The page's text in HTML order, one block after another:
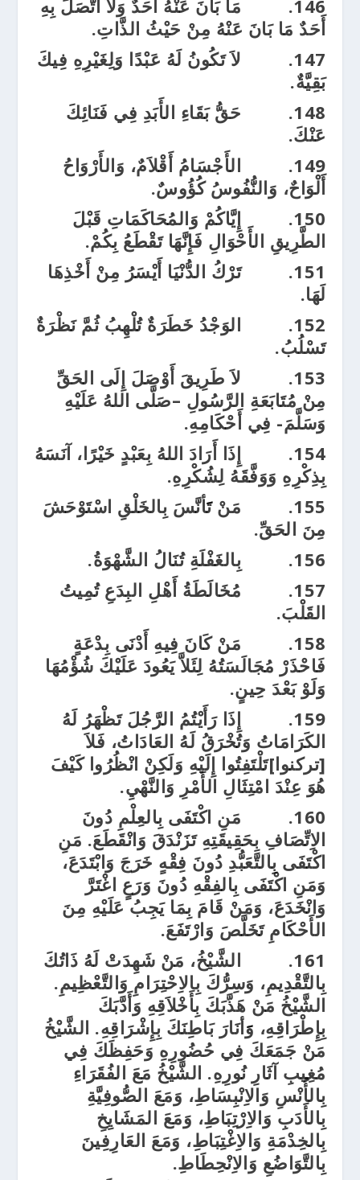
146.
مَا بَانَ عَنْهُ أَحَدٌ وَلاَ اتَّصَلَ بِهِ
أَحَدٌ مَا بَانَ عَنْهُ مِنْ حَيْثُ الذَّاتِ.
147.
لاَ تَكُونُ لَهُ عَبْدًا وَلِغَيْرِهِ فِيكَ
بَقِيَّةٌ.
148.
حَقُّ بَقَاءِ الأَبَدِ فِي فَنَائِكَ
عَنْكَ.
149.
الأَجْسَامُ أَقْلاَمٌ، وَالأَرْوَاحُ
أَلْوَاحٌ، وَالنُّفُوسُ كُؤُوسٌ.
150.
إِيَّاكُمْ وَالمُحَاكَمَاتِ قَبْلَ
الطَّرِيقِ الأَحْوَالِ فَإِنَّهَا تَقْطَعُ بِكُمْ.
151.
تَرْكُ الدُّنْيَا أَيْسَرُ مِنْ أَخْذِهَا
لَهَا.
152.
الوَجْدُ خَطَرَةٌ تُلْهِبُ ثُمَّ نَظْرَةٌ
تَسْلُبُ.
153.
لاَ طَرِيقَ أَوْصَلَ إِلَى الحَقِّ
مِنْ مُتَابَعَةِ الرَّسُولِ –صَلَّى اللهُ عَلَيْهِ
وَسَلَّمَ- فِي أَحْكَامِهِ.
154.
إِذَا أَرَادَ اللهُ بِعَبْدٍ خَيْرًا، آنَسَهُ
بِذِكْرِهِ وَوَفَّقَهُ لِشُكْرِهِ.
155.
مَنْ تََأنَّسَ بِالخَلْقِ اسْتَوْحَشَ
مِنَ الحَقِّ.
156.
بِالغَفْلَةِ تُنَالُ الشَّهْوَةُ.
157.
مُخَالَطَةُ أَهْلِ البِدَعِ تُمِيتُ
القَلْبَ.
158.
مَنْ كَانَ فِيهِ أَدْنَى بِدْعَةٍ
فَاحْذَرْ مُجَالَسَتُهُ لِئَلاَّ يَعُودَ عَلَيْكَ شُؤْمُهَا
وَلَوْ بَعْدَ حِينٍ.
159.
إِذَا رَأَيْتُمُ الرَّجُلَ تَظْهَرُ لَهُ
الكَرَامَاتُ وَتُخْرَقُ لَهُ العَادَاتُ، فَلاَ
[تركنوا]تَلْتَفِتُوا إِلَيْهِ وَلَكِنْ انْظُرُوا كَيْفَ
هُوَ عِنْدَ امْتِثَالِ الأَمْرِ وَالنَّهْيِ.
160.
مَنِ اكْتَفَى بِالعِلْمِ دُونَ
الاِتِّصَافِ بِحَقِيقَتِهِ تَزَنْدَقَ وَانْقَطَعَ. مَنِ
اكْتَفَى بِالتَّعَبُّدِ دُونَ فِقْهٍ خَرَجَ وَابْتَدَعَ،
وَمَنِ اكْتَفَى بِالفِقْهِ دُونَ وَرَعٍ اغْتَرَّ
وَانْخَدَعَ، وَمَنْ قَامَ بِمَا يَجِبُ عَلَيْهِ مِنَ
الأَحْكَامِ تَخَلَّصَ وَارْتَفَعَ.
161.
الشَّيْخُ، مَنْ شَهِدَتْ لَهُ ذَاتُكَ
بِالتَّقْدِيمِ، وَسِرُّكَ بِالاِحْتِرَامِ وَالتَّعْظِيمِ.
الشَّيْخُ مَنْ هَذَّبَكَ بِأَخْلاَقِهِ وَأَدَّبَكَ
بِإِطْرَاقِهِ، وََأنَارَ بَاطِنَكَ بِإِشْرَاقِهِ. الشَّيْخُ
مَنْ جَمَعَكَ فِي حُضُورِهِ وَحَفِظَكَ فِي
مُغِيبِ آثَارِ نُورِهِ. الشَّيْخُ مَعَ الفُقَرَاءِ
بِالأُنْسِ وَالاِنْبِسَاطِ، وَمَعَ الصُّوفِيَّةِ
بِالأَدَبِ وَالاِرْتِبَاطِ، وَمَعَ المَشَايِخِ
بِالخِدْمَةِ وَالاِغْتِبَاطِ، وَمَعَ العَارِفِينَ
بِالتَّوَاضُعِ وَالاِنْحِطَاطِ.